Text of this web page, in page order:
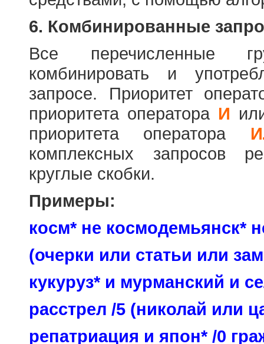
6. Комбинированные
Все перечисленные
комбинировать и
запросе. Приоритет
приоритета оператора И
приоритета оператора
комплексных запросов
круглые скобки.
Примеры:
косм* не космодемьянск*
(очерки или статьи или
кукуруз* и мурманский и
расстрел /5 (николай или
репатриация и япон* /0